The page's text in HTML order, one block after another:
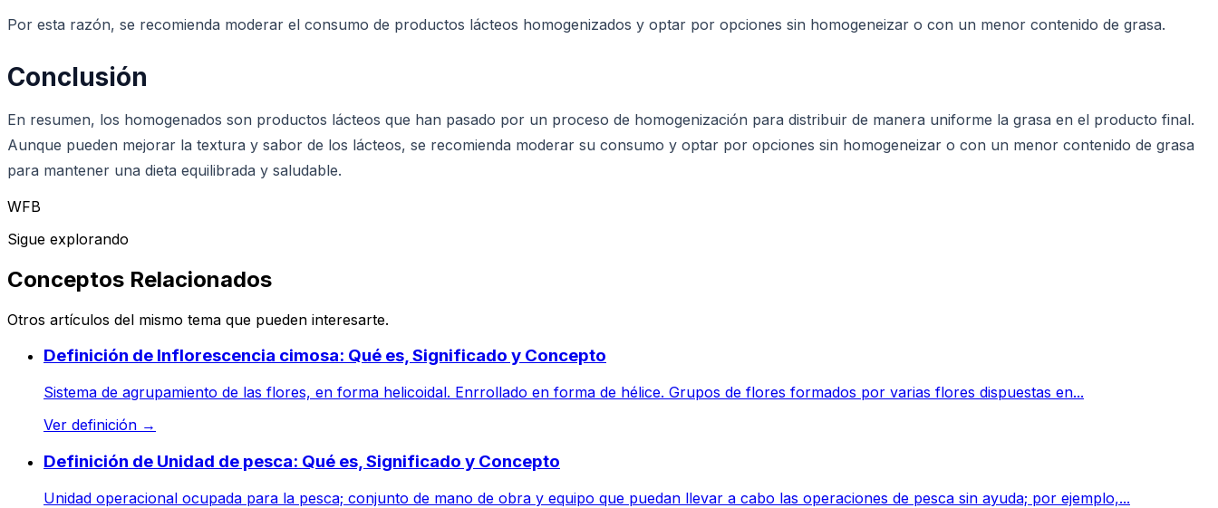
Por esta razón, se recomienda moderar el consumo de productos lácteos homogenizados y optar por opciones sin homogeneizar o con un menor contenido de grasa.
Conclusión
En resumen, los homogenados son productos lácteos que han pasado por un proceso de homogenización para distribuir de manera uniforme la grasa en el producto final.
Aunque pueden mejorar la textura y sabor de los lácteos, se recomienda moderar su consumo y optar por opciones sin homogeneizar o con un menor contenido de grasa
para mantener una dieta equilibrada y saludable.
WFB
Sigue explorando
Conceptos Relacionados
Otros artículos del mismo tema que pueden interesarte.
Definición de Inflorescencia cimosa: Qué es, Significado y Concepto
Sistema de agrupamiento de las flores, en forma helicoidal. Enrrollado en forma de hélice. Grupos de flores formados por varias flores dispuestas en...
Ver definición →
Definición de Unidad de pesca: Qué es, Significado y Concepto
Unidad operacional ocupada para la pesca; conjunto de mano de obra y equipo que puedan llevar a cabo las operaciones de pesca sin ayuda; por ejemplo,...